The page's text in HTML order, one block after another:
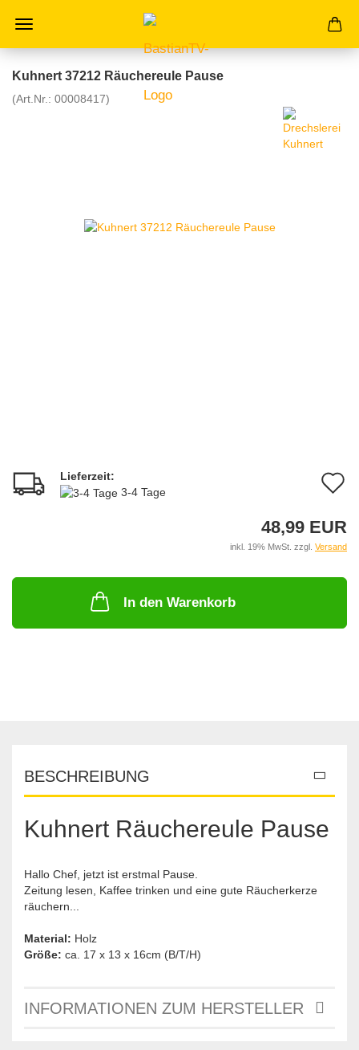
Kuhnert 37212 Räuchereule Pause
(Art.Nr.: 00008417)
Lieferzeit:
3-4 Tage
48,99 EUR
inkl. 19% MwSt. zzgl. Versand
In den Warenkorb
BESCHREIBUNG
Kuhnert Räuchereule Pause
Hallo Chef, jetzt ist erstmal Pause.
Zeitung lesen, Kaffee trinken und eine gute Räucherkerze
räuchern...
Material: Holz
Größe: ca. 17 x 13 x 16cm (B/T/H)
INFORMATIONEN ZUM HERSTELLER